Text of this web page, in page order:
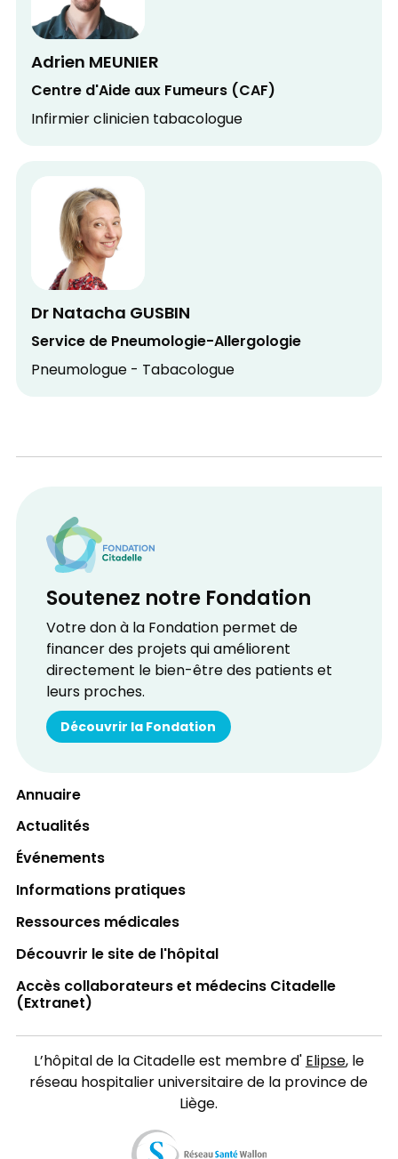
Adrien MEUNIER
Centre d'Aide aux Fumeurs (CAF)
Infirmier clinicien tabacologue
Dr Natacha GUSBIN
Service de Pneumologie-Allergologie
Pneumologue - Tabacologue
Soutenez notre Fondation
Votre don à la Fondation permet de
financer des projets qui améliorent
directement le bien-être des patients et
leurs proches.
Découvrir la Fondation
Annuaire
Actualités
Événements
Informations pratiques
Ressources médicales
Découvrir le site de l'hôpital
Accès collaborateurs et médecins Citadelle
(Extranet)
L’hôpital de la Citadelle est membre d'Elipse, le
réseau hospitalier universitaire de la province de
Liège.